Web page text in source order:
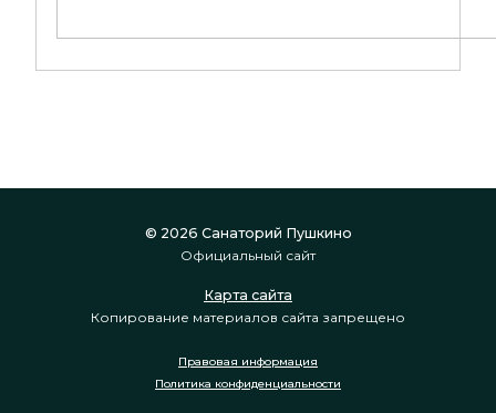
© 2026 Санаторий Пушкино
Официальный сайт
Карта сайта
Копирование материалов сайта запрещено
Правовая информация
Политика конфиденциальности